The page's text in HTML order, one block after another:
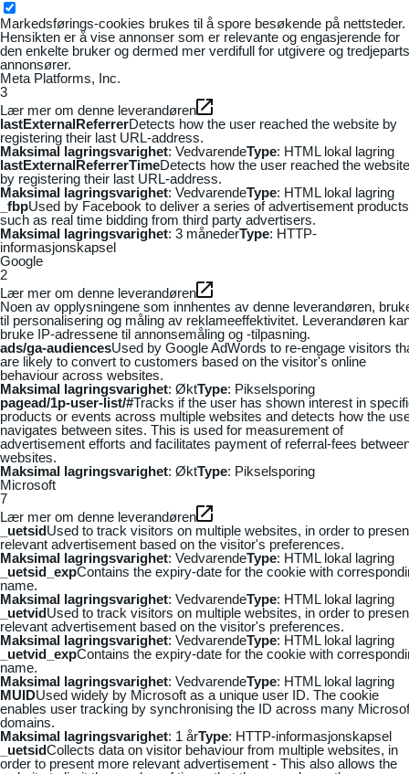
Markedsførings-cookies brukes til å spore besøkende på nettsteder.
Hensikten er å vise annonser som er relevante og engasjerende for
den enkelte bruker og dermed mer verdifull for utgivere og tredjeparts
annonsører.
Meta Platforms, Inc.
3
Lær mer om denne leverandøren
lastExternalReferrerDetects how the user reached the website by
registering their last URL-address.
Maksimal lagringsvarighet: VedvarendeType: HTML lokal lagring
lastExternalReferrerTimeDetects how the user reached the website
by registering their last URL-address.
Maksimal lagringsvarighet: VedvarendeType: HTML lokal lagring
_fbpUsed by Facebook to deliver a series of advertisement products
such as real time bidding from third party advertisers.
Maksimal lagringsvarighet: 3 månederType: HTTP-
informasjonskapsel
Google
2
Lær mer om denne leverandøren
Noen av opplysningene som innhentes av denne leverandøren,
til personalisering og måling av reklameeffektivitet. Leverandøren
bruke IP-adressene til annonsemåling og -tilpasning.
ads/ga-audiencesUsed by Google AdWords to re-engage visitors
are likely to convert to customers based on the visitor's online
behaviour across websites.
Maksimal lagringsvarighet: ØktType: Pikselsporing
pagead/1p-user-list/#Tracks if the user has shown interest in
products or events across multiple websites and detects how the
navigates between sites. This is used for measurement of
advertisement efforts and facilitates payment of referral-fees
websites.
Maksimal lagringsvarighet: ØktType: Pikselsporing
Microsoft
7
Lær mer om denne leverandøren
_uetsidUsed to track visitors on multiple websites, in order to
relevant advertisement based on the visitor's preferences.
Maksimal lagringsvarighet: VedvarendeType: HTML lokal lagring
_uetsid_expContains the expiry-date for the cookie with
name.
Maksimal lagringsvarighet: VedvarendeType: HTML lokal lagring
_uetvidUsed to track visitors on multiple websites, in order to
relevant advertisement based on the visitor's preferences.
Maksimal lagringsvarighet: VedvarendeType: HTML lokal lagring
_uetvid_expContains the expiry-date for the cookie with
name.
Maksimal lagringsvarighet: VedvarendeType: HTML lokal lagring
MUIDUsed widely by Microsoft as a unique user ID. The cookie
enables user tracking by synchronising the ID across many
domains.
Maksimal lagringsvarighet: 1 årType: HTTP-informasjonskapsel
_uetsidCollects data on visitor behaviour from multiple websites, in
order to present more relevant advertisement - This also allows the